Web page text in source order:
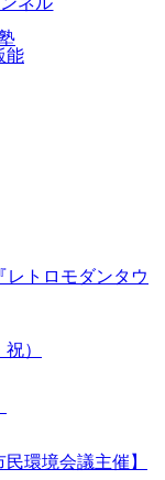
レトロモダンタウ
）
環境会議主催】